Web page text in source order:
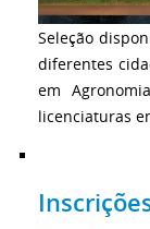
Seleção
diferentes
em
licenciaturas